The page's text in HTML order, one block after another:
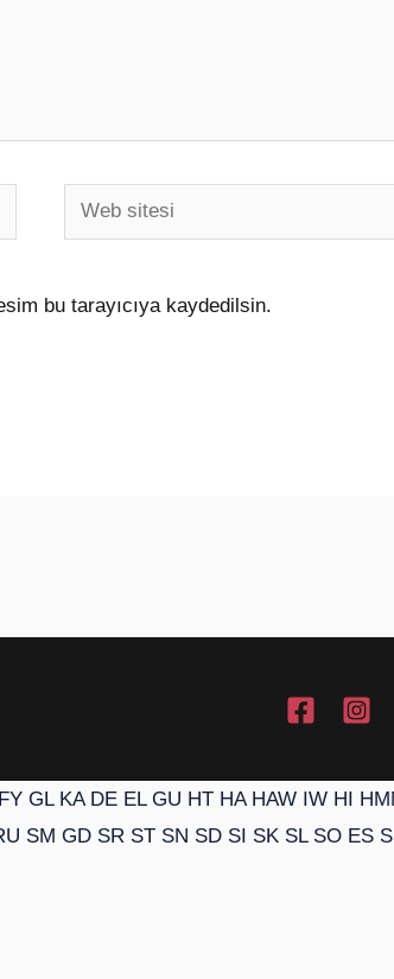
Web
sitesi
bu tarayıcıya kaydedilsin.
FY GL KA DE EL GU HT HA HAW IW HI
SM GD SR ST SN SD SI SK SL SO ES